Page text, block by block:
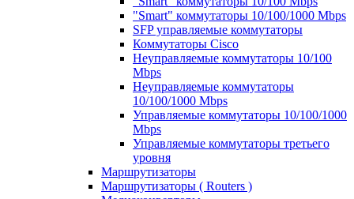
"Smart" коммутаторы 10/100/1000 Mbps
SFP управляемые коммутаторы
Коммутаторы Cisco
Неуправляемые коммутаторы 10/100
Mbps
Неуправляемые коммутаторы
10/100/1000 Mbps
Управляемые коммутаторы 10/100/1000
Mbps
Управляемые коммутаторы третьего
уровня
Маршрутизаторы
Маршрутизаторы ( Routers )